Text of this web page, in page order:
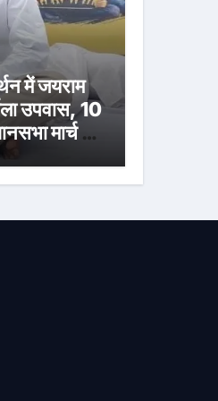
में जयराम
उपवास, 10
मार्च में